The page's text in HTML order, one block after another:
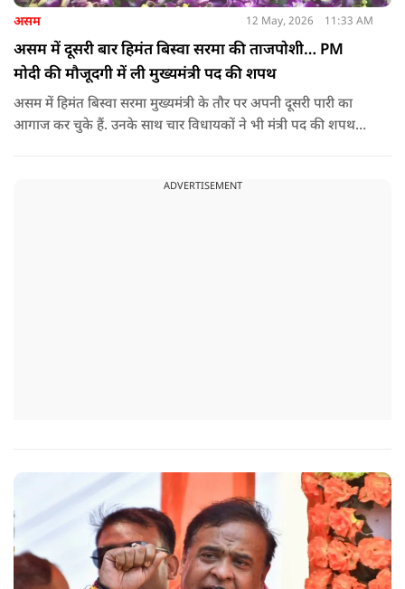
असम 12 May, 2026 11:33 AM
असम में दूसरी बार हिमंत बिस्वा सरमा की ताजपोशी… PM
मोदी की मौजूदगी में ली मुख्यमंत्री पद की शपथ
असम में हिमंत बिस्वा सरमा मुख्यमंत्री के तौर पर अपनी दूसरी पारी का
आगाज कर चुके हैं. उनके साथ चार विधायकों ने भी मंत्री पद की शपथ
ADVERTISEMENT